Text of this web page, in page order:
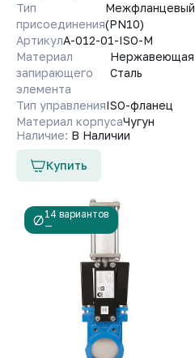
Тип
присоединения
Межфланцевый
(PN10)
АртикулA-012-01-ISO-М
Материал
запирающего
элемента
Нержавеющая
Сталь
Тип управленияISO-фланец
Материал корпусаЧугун
Наличие: В Наличии
Купить
14 вариантов
—